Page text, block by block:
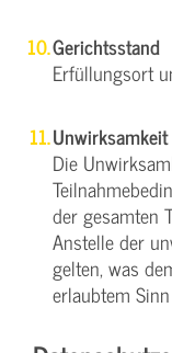
Gerichtsstand
Erfüllungsort
Die
der gesamten
Anstelle der
gelten, was
erlaubtem